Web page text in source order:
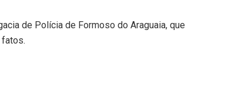
de Polícia de Formoso do Araguaia, que